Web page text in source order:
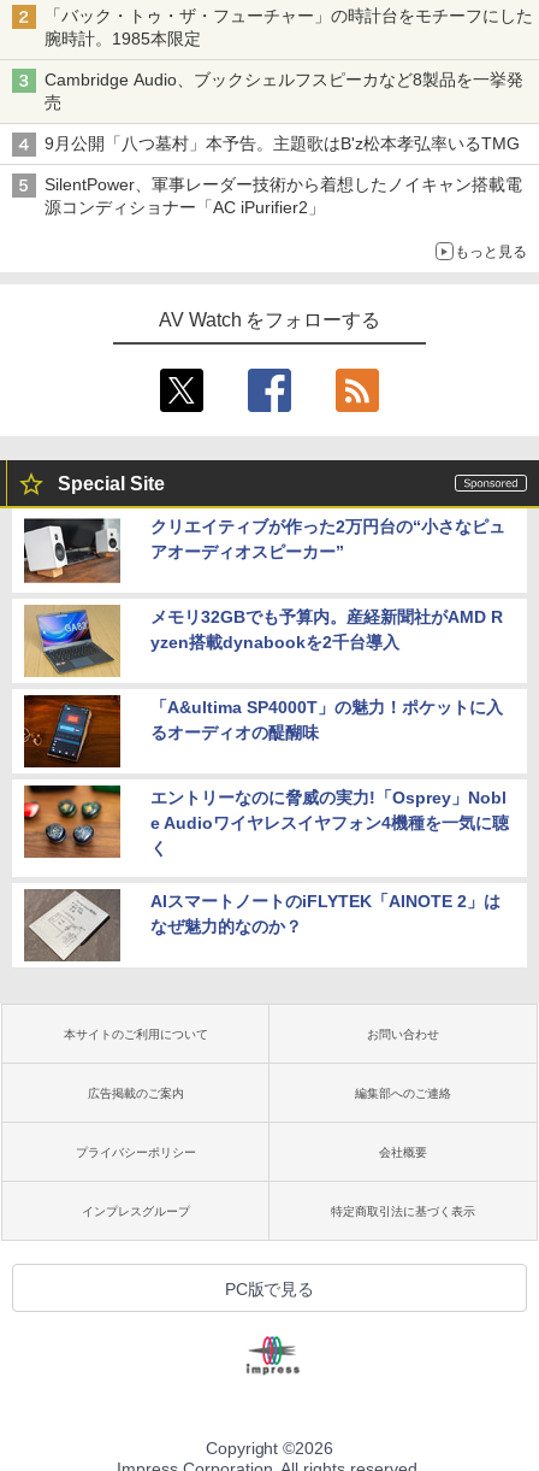
「バック・トゥ・ザ・フューチャー」の時計台をモチーフにした
腕時計。1985本限定
Cambridge Audio、ブックシェルフスピーカなど8製品を一挙発
売
9月公開「八つ墓村」本予告。主題歌はB'z松本孝弘率いるTMG
SilentPower、軍事レーダー技術から着想したノイキャン搭載電
源コンディショナー「AC iPurifier2」
もっと見る
AV Watch をフォローする
Special Site
クリエイティブが作った2万円台の“小さなピュ
アオーディオスピーカー”
メモリ32GBでも予算内。産経新聞社がAMD R
yzen搭載dynabookを2千台導入
「A&ultima SP4000T」の魅力！ポケットに入
るオーディオの醍醐味
エントリーなのに脅威の実力!「Osprey」Nobl
e Audioワイヤレスイヤフォン4機種を一気に聴
く
AIスマートノートのiFLYTEK「AINOTE 2」は
なぜ魅力的なのか？
本サイトのご利用について お問い合わせ
広告掲載のご案内 編集部へのご連絡
プライバシーポリシー 会社概要
インプレスグループ 特定商取引法に基づく表示
PC版で見る
Copyright ©2026